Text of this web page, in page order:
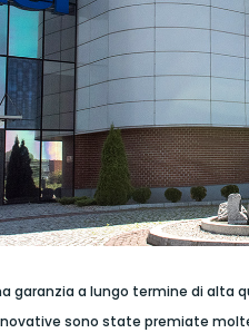
garanzia a lungo termine di
sono state premiate